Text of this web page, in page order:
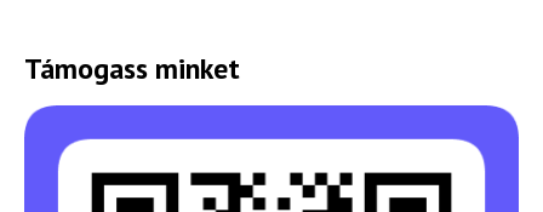
Támogass minket